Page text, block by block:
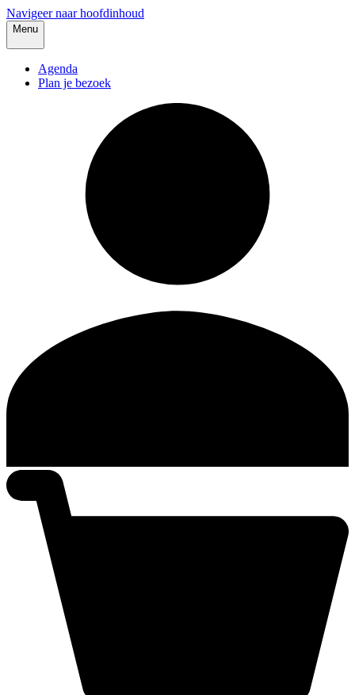
Navigeer naar hoofdinhoud
Menu
Agenda
Plan je bezoek